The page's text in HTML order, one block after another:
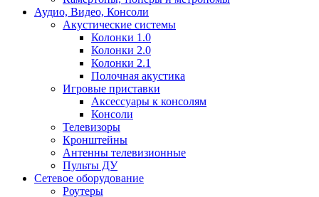
Аудио, Видео, Консоли
Акустические системы
Колонки 1.0
Колонки 2.0
Колонки 2.1
Полочная акустика
Игровые приставки
Аксессуары к консолям
Консоли
Телевизоры
Кронштейны
Антенны телевизионные
Пульты ДУ
Сетевое оборудование
Роутеры